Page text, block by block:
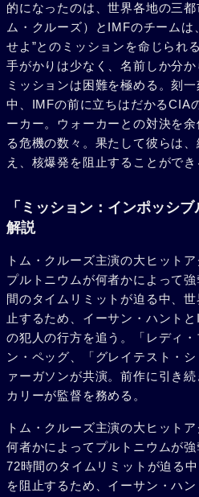
的になったのは、世界各地の三
ム・クルーズ）とIMFのチームは
せよ”とのミッションを命じられ
手がかりは少なく、名前しか分
ミッションは困難を極める。刻
中、IMFの前に立ちはだかるCIA
ーカー。ウォーカーとの対決を
る危機の数々。果たして彼らは
え、核爆発を阻止することがで
「ミッション：インポッシ
解説
トム・クルーズ主演の大ヒット
プルトニウムが何者かによって
間のタイムリミットが迫る中、
止するため、イーサン・ハント
の犯人の行方を追う。「レディ
ン・ペッグ、「グレイテスト・
ァーガソンが共演。前作に引き
カリーが監督を務める。
トム・クルーズ主演の大ヒット
何者かによってプルトニウムが強
72時間のタイムリミットが迫る
を阻止するため、イーサン・ハ